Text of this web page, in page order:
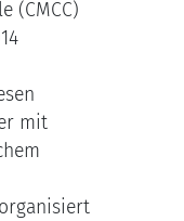
(CMCC)
mit